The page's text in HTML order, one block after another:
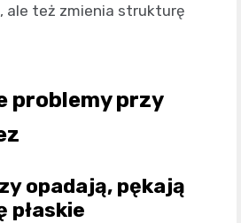
ale też zmienia strukturę
problemy przy
opadają, pękają
płaskie